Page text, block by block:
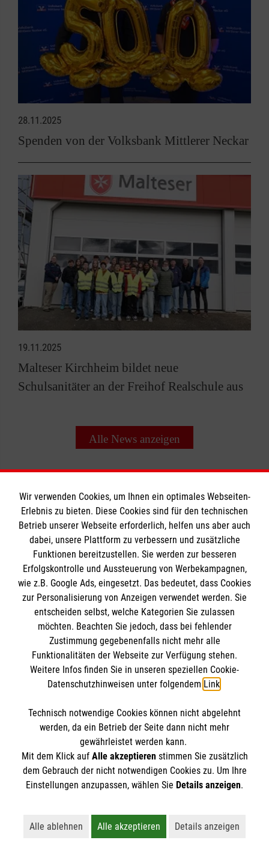
28.11.2025
Spenden von der Volksbank Mittlerer Neckar
19.11.2025
Malteser Kirchheim bildet neue
Schulsanitäter an der Freihof Realschule aus
Alle News anzeigen
Informationen
Impressum
Datenschutz
Barrierefreiheit
Kontakt
Die Malteser
Malteser in Deutschland
Malteserorden
Sharepoint
Spendenkonto
Bank: Volksbank Mittlere Neckar e.G.
IBAN: DE24 6129 0120 0381 7200 04
BIC: GENODES1NUE
So finden Sie uns
Hans-Böckler-Straße 1
73230 Kirchheim unter Teck
Email: ausbildung.esslingen@malteser.org
Der Malteser Hilfsdienst e.V. ist als eingetragene
Gewerbesteuer befreit.
Wir verwenden Cookies, um Ihnen ein optimales Webseiten-
Erlebnis zu bieten. Diese Cookies sind für den technischen
Betrieb unserer Webseite erforderlich, helfen uns aber auch
dabei, unsere Plattform zu verbessern und zusätzliche
Funktionen bereitzustellen. Sie werden zur besseren
Erfolgskontrolle und Aussteuerung von Werbekampagnen,
wie z.B. Google Ads, eingesetzt. Das bedeutet, dass Cookies
zur Personalisierung von Anzeigen verwendet werden. Sie
entscheiden selbst, welche Kategorien Sie zulassen
möchten. Beachten Sie jedoch, dass bei fehlender
Zustimmung gegebenenfalls nicht mehr alle
Funktionalitäten der Webseite zur Verfügung stehen.
Weitere Infos finden Sie in unseren speziellen Cookie-
Datenschutzhinweisen unter folgendem Link.
Technisch notwendige Cookies können nicht abgelehnt
werden, da ein Betrieb der Seite dann nicht mehr
gewährleistet werden kann.
Mit dem Klick auf Alle akzeptierenstimmen Sie zusätzlich
dem Gebrauch der nicht notwendigen Cookies zu. Um Ihre
Einstellungen anzupassen, wählen Sie Details anzeigen.
Alle ablehnen
Lehnt alle nicht-essentiellen Cookies ab
Alle akzeptieren
Akzeptiert alle Cookies
Details anzeigen